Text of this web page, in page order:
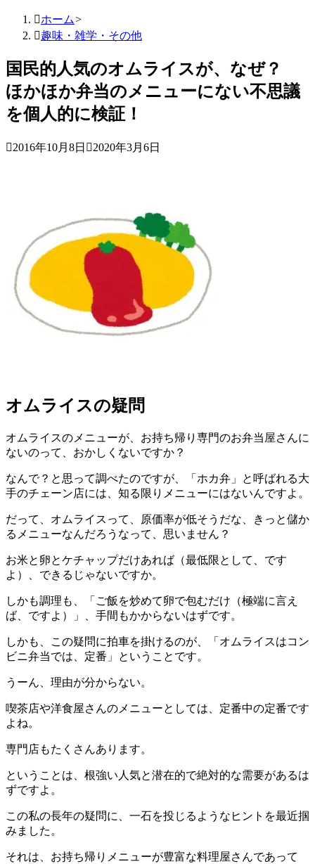
ホーム>
趣味・雑学・その他
国民的人気のオムライスが、なぜ？
ほかほか弁当のメニューにない不思議
を個人的に検証！
2016年10月8日 2020年3月6日
オムライスの疑問
オムライスのメニューが、お持ち帰り専門のお弁当屋さんに
ないのって、おかしくないですか？
なんで？と思って調べたのですが、「ホカ弁」と呼ばれる大
手のチェーン店には、知る限りメニューにはないんですよ。
だって、オムライスって、原価率が低そうだな、きっと儲か
るメニューなんだろうなって、思いません？
お米と卵とケチャップだけあれば（最低限として、です
よ）、できるじゃないですか。
しかも調理も、「ご飯を炒めて卵で包むだけ（極端に言え
ば、ですよ）」、手間もかからないはずです。
しかも、この疑問に拍車を掛けるのが、「オムライスはコン
ビニ弁当では、定番」ということです。
うーん、理由が分からない。
喫茶店や洋食屋さんのメニューとしては、定番中の定番です
よね。
専門店もたくさんあります。
ということは、根強い人気と潜在的で絶対的な需要があるは
ずですよ。
この私の長年の疑問に、一石を投じるようなヒントを最近掴
みました。
それは、お持ち帰りメニューが豊富な料理屋さんであって